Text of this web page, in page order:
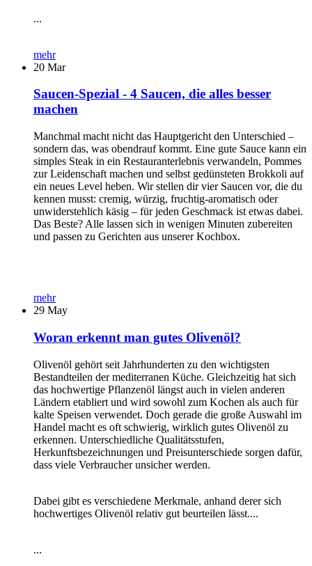
...
mehr
20 Mar
Saucen-Spezial - 4 Saucen, die alles besser
machen
Manchmal macht nicht das Hauptgericht den Unterschied –
sondern das, was obendrauf kommt. Eine gute Sauce kann ein
simples Steak in ein Restauranterlebnis verwandeln, Pommes
zur Leidenschaft machen und selbst gedünsteten Brokkoli auf
ein neues Level heben. Wir stellen dir vier Saucen vor, die du
kennen musst: cremig, würzig, fruchtig-aromatisch oder
unwiderstehlich käsig – für jeden Geschmack ist etwas dabei.
Das Beste? Alle lassen sich in wenigen Minuten zubereiten
und passen zu Gerichten aus unserer Kochbox.
mehr
29 May
Woran erkennt man gutes Olivenöl?
Olivenöl gehört seit Jahrhunderten zu den wichtigsten
Bestandteilen der mediterranen Küche. Gleichzeitig hat sich
das hochwertige Pflanzenöl längst auch in vielen anderen
Ländern etabliert und wird sowohl zum Kochen als auch für
kalte Speisen verwendet. Doch gerade die große Auswahl im
Handel macht es oft schwierig, wirklich gutes Olivenöl zu
erkennen. Unterschiedliche Qualitätsstufen,
Herkunftsbezeichnungen und Preisunterschiede sorgen dafür,
dass viele Verbraucher unsicher werden.
Dabei gibt es verschiedene Merkmale, anhand derer sich
hochwertiges Olivenöl relativ gut beurteilen lässt....
...